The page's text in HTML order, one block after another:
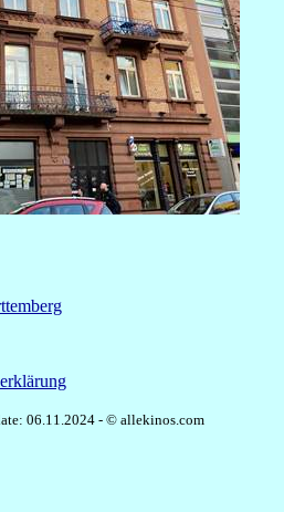
06.11.2024 - © allekinos.com